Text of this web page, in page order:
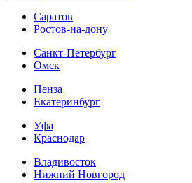
Саратов
Ростов-на-дону
Санкт-Петербург
Омск
Пенза
Екатеринбург
Уфа
Краснодар
Владивосток
Нижний Новгород